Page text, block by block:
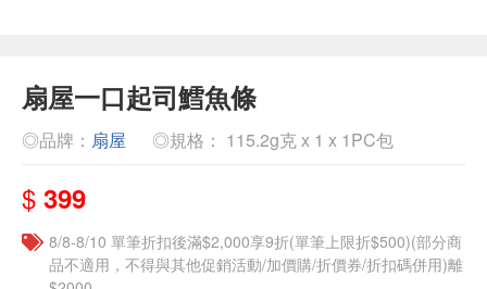
扇屋一口起司鱈魚條
◎品牌： 扇屋 ◎規格： 115.2g克 x 1 x 1PC包
$ 399
8/8-8/10 單筆折扣後滿$2,000享9折(單筆上限折$500)(部分商
品不適用，不得與其他促銷活動/加價購/折價券/折扣碼併用)離